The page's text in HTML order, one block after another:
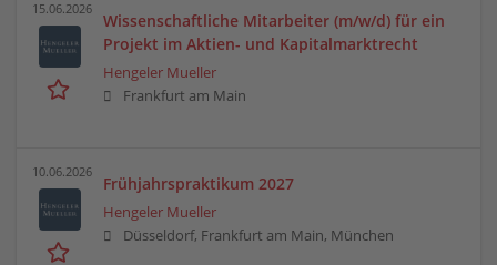
15.06.2026
Wissenschaftliche Mitarbeiter (m/w/d) für ein
Projekt im Aktien- und Kapitalmarktrecht
Hengeler Mueller
Frankfurt am Main
10.06.2026
Frühjahrspraktikum 2027
Hengeler Mueller
Düsseldorf, Frankfurt am Main, München